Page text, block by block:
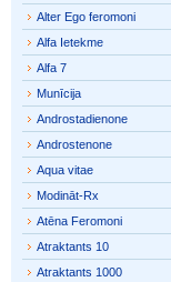
Alter Ego feromoni
Alfa Ietekme
Alfa 7
Munīcija
Androstadienone
Androstenone
Aqua vitae
Modināt-Rx
Atēna Feromoni
Atraktants 10
Atraktants 1000